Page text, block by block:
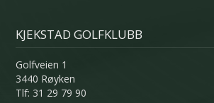
KJEKSTAD GOLFKLUBB
Golfveien 1
3440 Røyken
Tlf: 31 29 79 90